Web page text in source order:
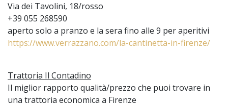
Via dei Tavolini, 18/rosso
+39 055 268590
aperto solo a pranzo e la sera fino alle 9 per aperitivi
https://www.verrazzano.com/la-cantinetta-in-firenze/
Trattoria Il Contadino
Il miglior rapporto qualità/prezzo che puoi trovare in
una trattoria economica a Firenze